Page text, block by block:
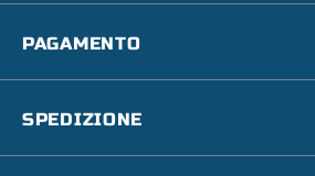
PAGAMENTO
SPEDIZIONE